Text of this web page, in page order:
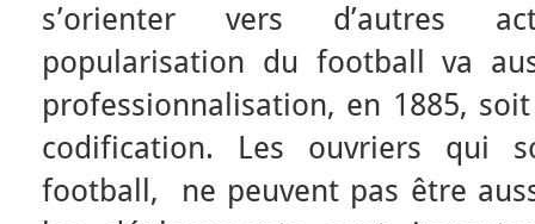
s’orienter vers d’autres
popularisation du football va
professionnalisation, en 1885,
codification. Les ouvriers qui
football, ne peuvent pas être